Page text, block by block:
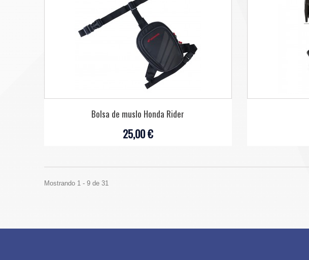
Bolsa de muslo Honda Rider
25,00 €
Mostrando 1 - 9 de 31